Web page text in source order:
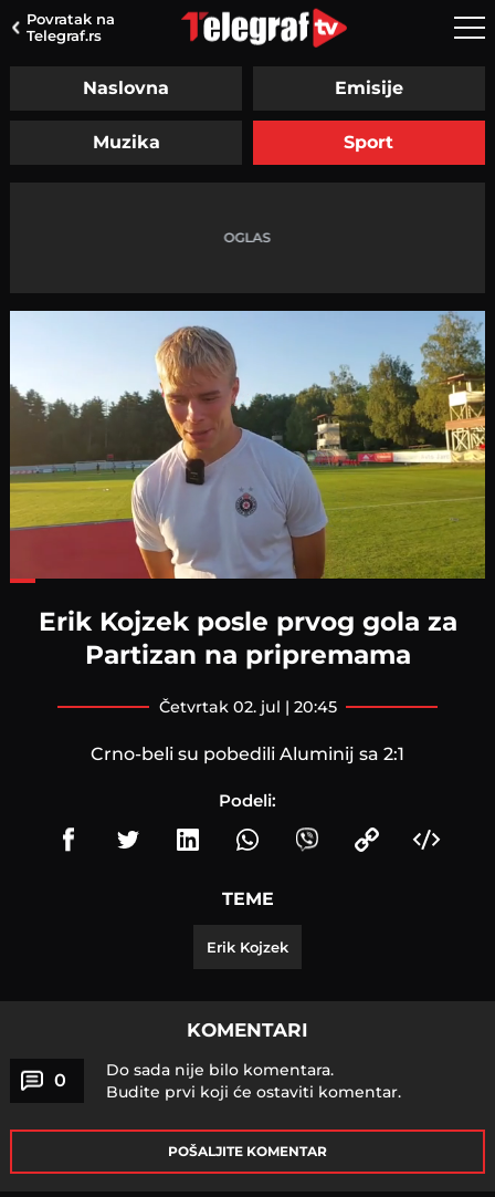
Povratak na
Telegraf.rs
Naslovna Emisije
Muzika Sport
Erik Kojzek posle prvog gola za
Partizan na pripremama
četvrtak 02. jul | 20:45
Crno-beli su pobedili Aluminij sa 2:1
Podeli:
TEME
Erik Kojzek
KOMENTARI
0
Do sada nije bilo komentara.
Budite prvi koji će ostaviti komentar.
POŠALJITE KOMENTAR